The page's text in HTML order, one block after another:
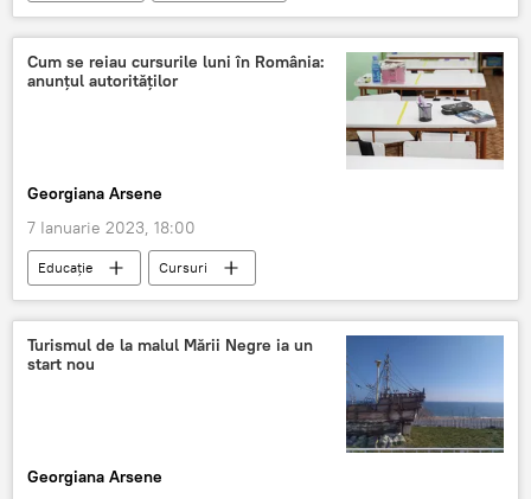
Cum se reiau cursurile luni în România:
anunțul autorităților
Georgiana Arsene
7 Ianuarie 2023, 18:00
Educație
Cursuri
Ministerul Educației
Turismul de la malul Mării Negre ia un
start nou
Georgiana Arsene